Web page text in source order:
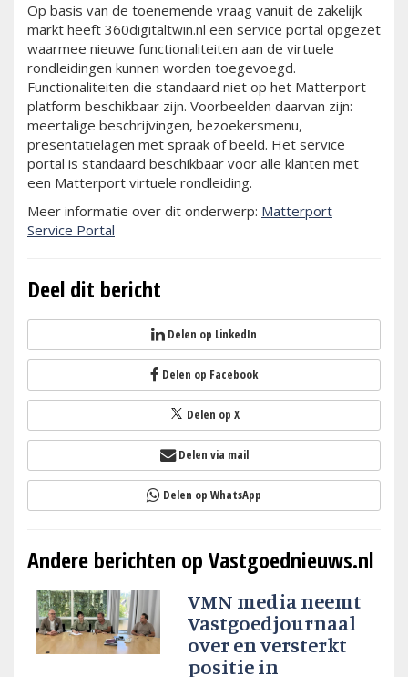
Op basis van de toenemende vraag vanuit de zakelijk
markt heeft 360digitaltwin.nl een service portal opgezet
waarmee nieuwe functionaliteiten aan de virtuele
rondleidingen kunnen worden toegevoegd.
Functionaliteiten die standaard niet op het Matterport
platform beschikbaar zijn. Voorbeelden daarvan zijn:
meertalige beschrijvingen, bezoekersmenu,
presentatielagen met spraak of beeld. Het service
portal is standaard beschikbaar voor alle klanten met
een Matterport virtuele rondleiding.
Meer informatie over dit onderwerp: Matterport
Service Portal
Deel dit bericht
Delen op LinkedIn
Delen op Facebook
Delen op X
Delen via mail
Delen op WhatsApp
Andere berichten op Vastgoednieuws.nl
VMN media neemt
Vastgoedjournaal
over en versterkt
positie in